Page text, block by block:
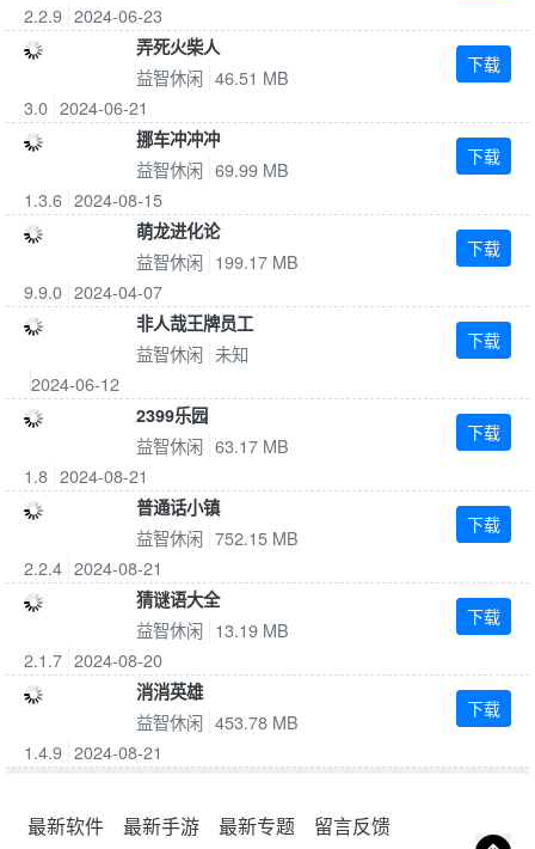
2.2.9 2024-06-23
弄死火柴人
益智休闲 46.51 MB
3.0 2024-06-21
下载
挪车冲冲冲
益智休闲 69.99 MB
1.3.6 2024-08-15
下载
萌龙进化论
益智休闲 199.17 MB
9.9.0 2024-04-07
下载
非人哉王牌员工
益智休闲 未知
2024-06-12
下载
2399乐园
益智休闲 63.17 MB
1.8 2024-08-21
下载
普通话小镇
益智休闲 752.15 MB
2.2.4 2024-08-21
下载
猜谜语大全
益智休闲 13.19 MB
2.1.7 2024-08-20
下载
消消英雄
益智休闲 453.78 MB
1.4.9 2024-08-21
下载
最新软件 最新手游 最新专题 留言反馈